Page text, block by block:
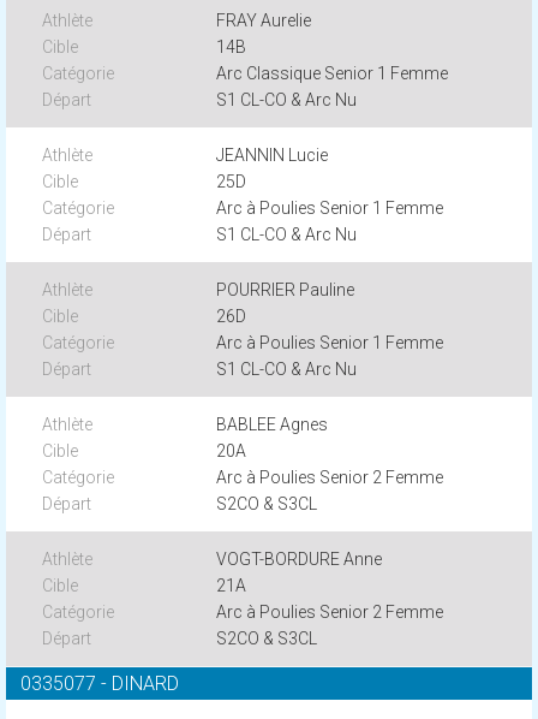
FRAY Aurelie
14B
Arc Classique Senior 1 Femme
S1 CL-CO & Arc Nu
JEANNIN Lucie
25D
Arc à Poulies Senior 1 Femme
S1 CL-CO & Arc Nu
POURRIER Pauline
26D
Arc à Poulies Senior 1 Femme
S1 CL-CO & Arc Nu
BABLEE Agnes
20A
Arc à Poulies Senior 2 Femme
S2CO & S3CL
VOGT-BORDURE Anne
21A
Arc à Poulies Senior 2 Femme
S2CO & S3CL
0335077 - DINARD